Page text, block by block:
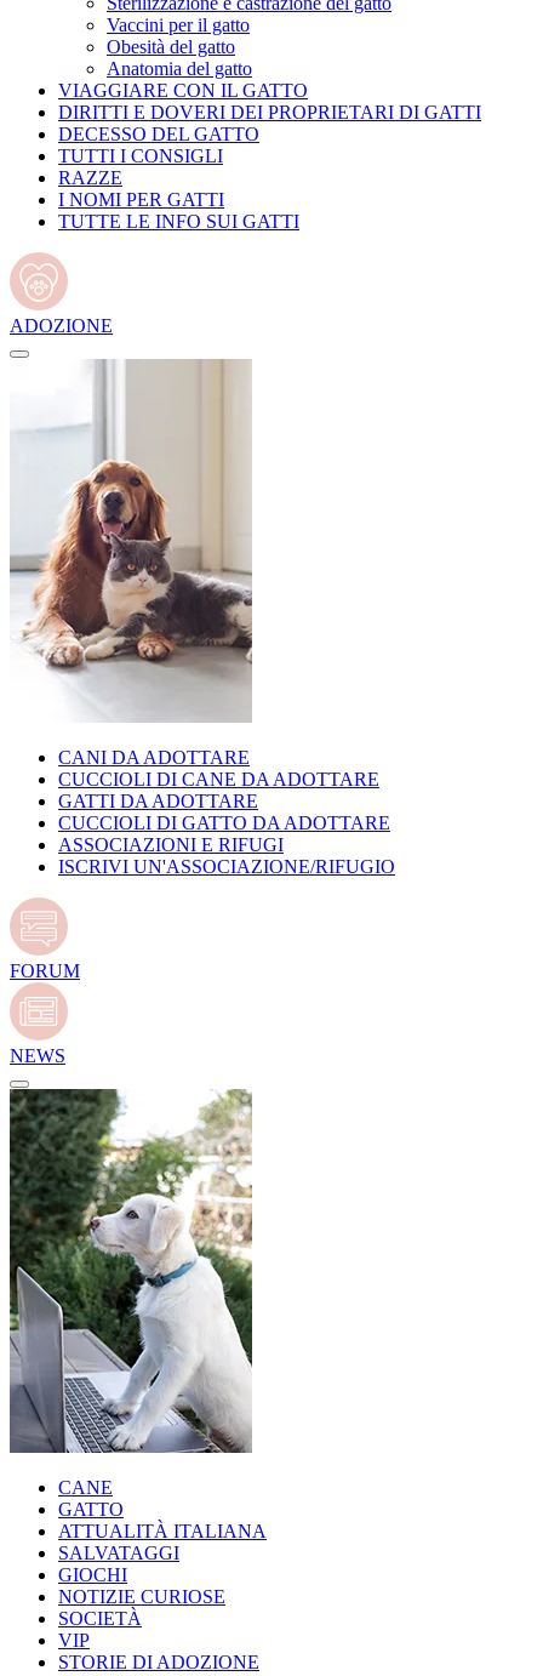
Vaccini per il gatto
Obesità del gatto
Anatomia del gatto
VIAGGIARE CON IL GATTO
DIRITTI E DOVERI DEI PROPRIETARI DI GATTI
DECESSO DEL GATTO
TUTTI I CONSIGLI
RAZZE
I NOMI PER GATTI
TUTTE LE INFO SUI GATTI
ADOZIONE
CANI DA ADOTTARE
CUCCIOLI DI CANE DA ADOTTARE
GATTI DA ADOTTARE
CUCCIOLI DI GATTO DA ADOTTARE
ASSOCIAZIONI E RIFUGI
ISCRIVI UN'ASSOCIAZIONE/RIFUGIO
FORUM
NEWS
CANE
GATTO
ATTUALITÀ ITALIANA
SALVATAGGI
GIOCHI
NOTIZIE CURIOSE
SOCIETÀ
VIP
STORIE DI ADOZIONE